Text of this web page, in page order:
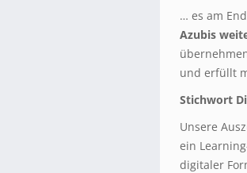
… es am
Azubis
und erfüllt
Stichwort
Unsere
ein
digitaler